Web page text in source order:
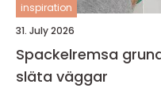
inspiration
31. July 2026
Spackelremsa grunden för hållbara och
släta väggar